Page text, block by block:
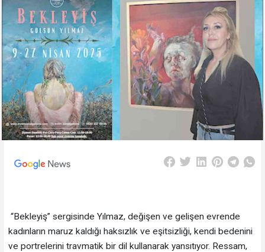
“Bekleyiş” sergisinde Yılmaz, değişen ve gelişen evrende
kadınların maruz kaldığı haksızlık ve eşitsizliği, kendi bedenini
ve portrelerini travmatik bir dil kullanarak yansıtıyor. Ressam,